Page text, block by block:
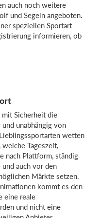
auch noch weitere
und Segeln angeboten.
speziellen Sportart
informieren, ob
Sicherheit die
unabhängig von
wetten
Tageszeit,
nach Plattform, ständig
auch vor den
Märkte setzen.
kommt es den
eine reale
und nicht eine